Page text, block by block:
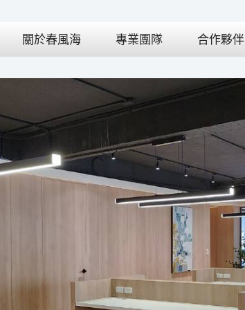
關於春風海 專業團隊 合作夥伴